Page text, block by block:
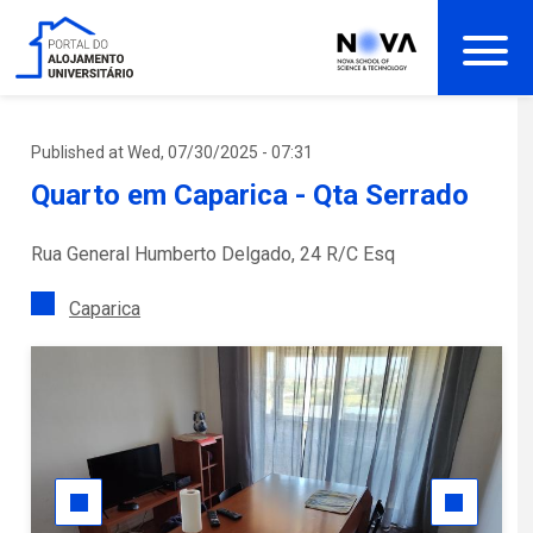
main
Published at Wed, 07/30/2025 - 07:31
Quarto em Caparica - Qta Serrado
Rua General Humberto Delgado, 24 R/C Esq
Caparica